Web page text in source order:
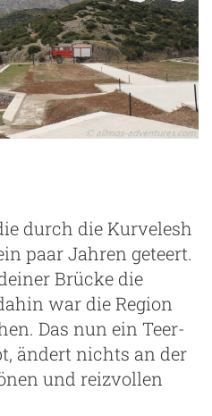
durch die Kurvelesh
paar Jahren geteert.
Brücke die
war die Region
Das nun ein Teer-
ändert nichts an der
und reizvollen